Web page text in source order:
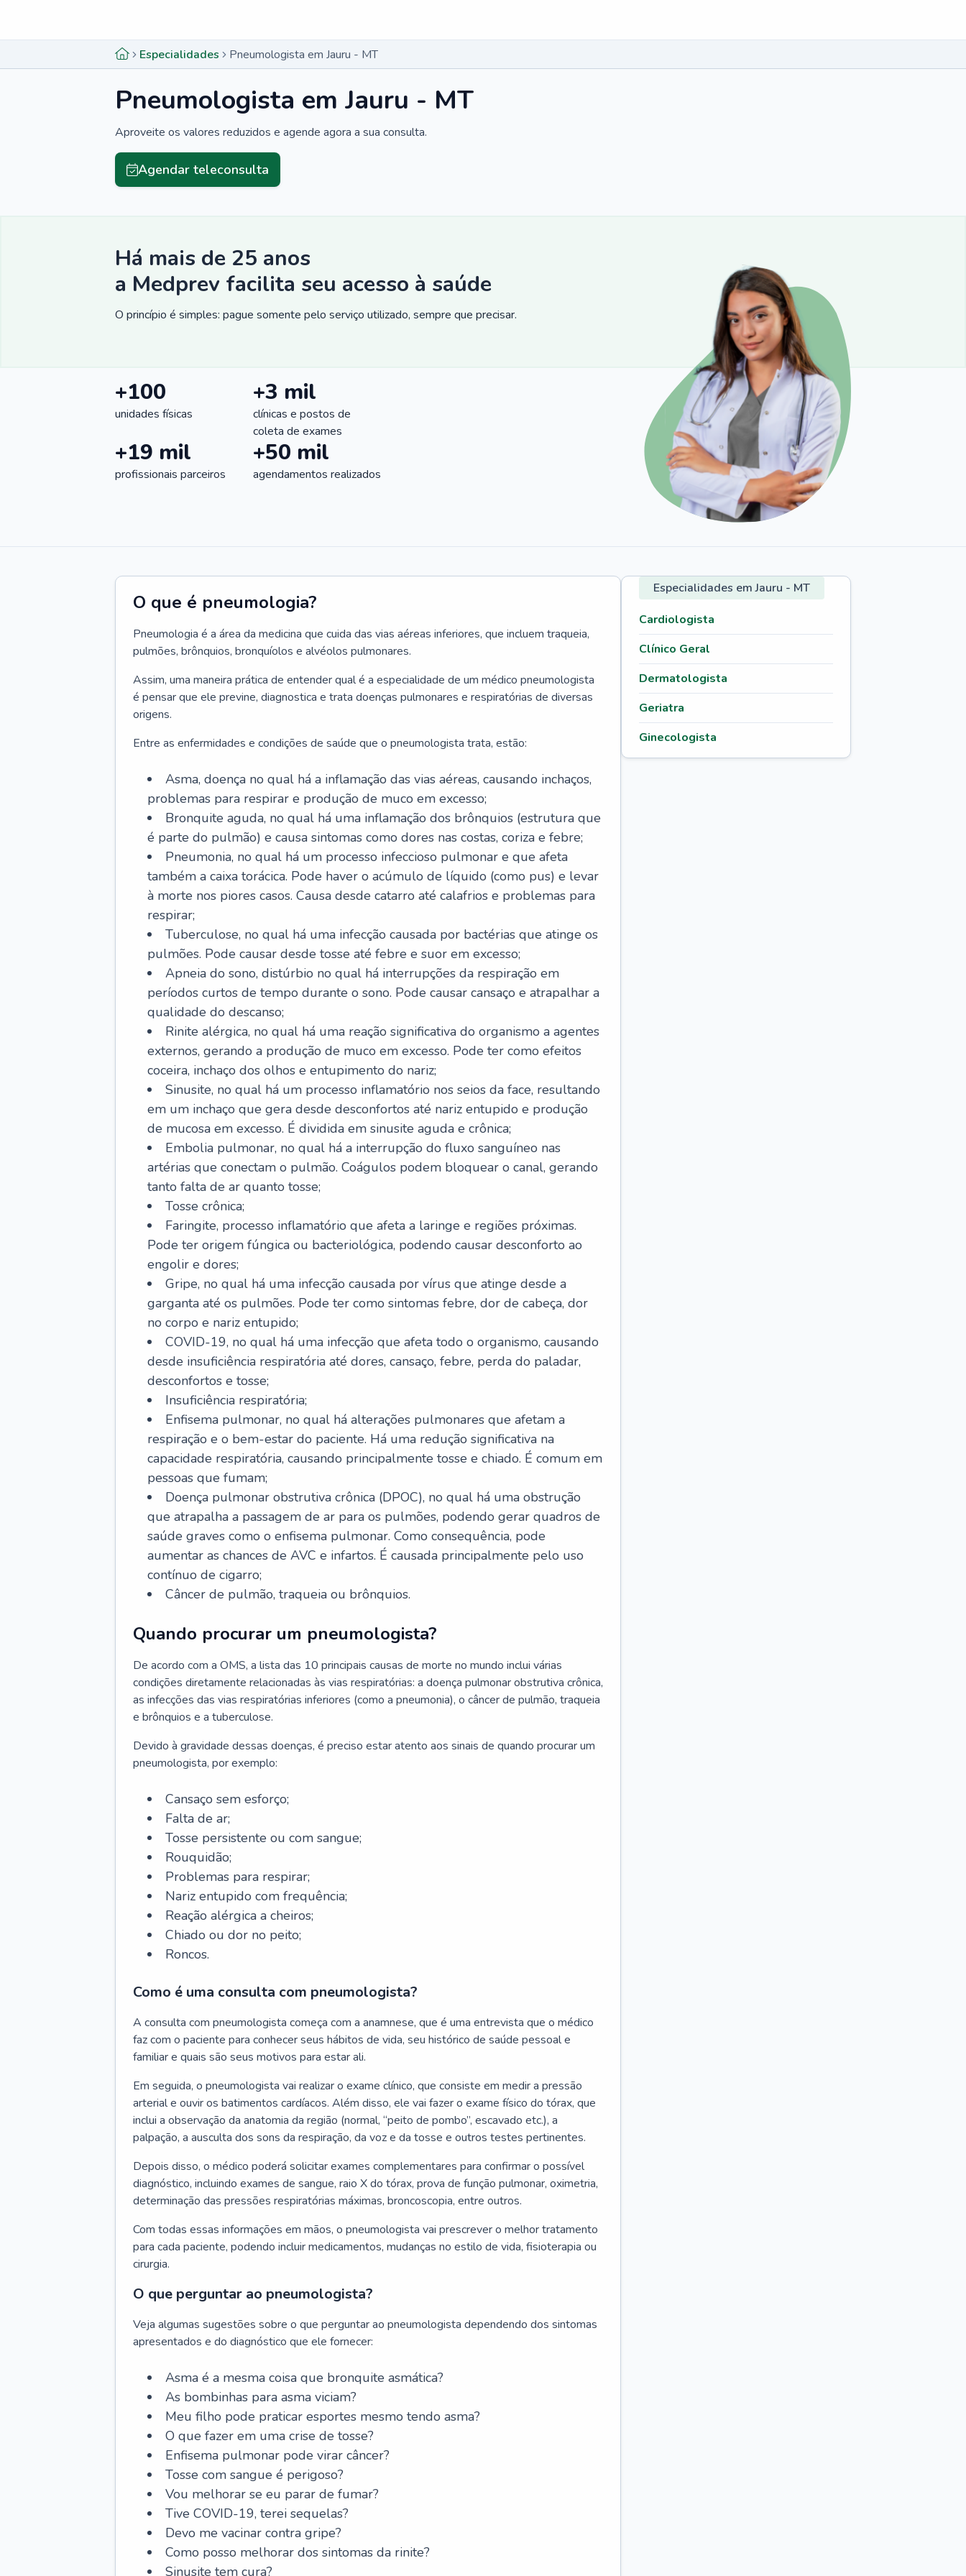
Especialidades Pneumologista em Jauru - MT
Pneumologista em Jauru - MT
Aproveite os valores reduzidos e agende agora a sua consulta.
Agendar teleconsulta
Há mais de 25 anos
a Medprev facilita seu acesso à saúde
O princípio é simples: pague somente pelo serviço utilizado, sempre que precisar.
+100
unidades físicas
+3 mil
clínicas e postos de
coleta de exames
+19 mil
profissionais parceiros
+50 mil
agendamentos realizados
O que é pneumologia?
Pneumologia é a área da medicina que cuida das vias aéreas inferiores, que incluem traqueia,
pulmões, brônquios, bronquíolos e alvéolos pulmonares.
Assim, uma maneira prática de entender qual é a especialidade de um médico pneumologista
é pensar que ele previne, diagnostica e trata doenças pulmonares e respiratórias de diversas
origens.
Entre as enfermidades e condições de saúde que o pneumologista trata, estão:
Asma, doença no qual há a inflamação das vias aéreas, causando inchaços,
problemas para respirar e produção de muco em excesso;
Bronquite aguda, no qual há uma inflamação dos brônquios (estrutura que
é parte do pulmão) e causa sintomas como dores nas costas, coriza e febre;
Pneumonia, no qual há um processo infeccioso pulmonar e que afeta
também a caixa torácica. Pode haver o acúmulo de líquido (como pus) e levar
à morte nos piores casos. Causa desde catarro até calafrios e problemas para
respirar;
Tuberculose, no qual há uma infecção causada por bactérias que atinge os
pulmões. Pode causar desde tosse até febre e suor em excesso;
Apneia do sono, distúrbio no qual há interrupções da respiração em
períodos curtos de tempo durante o sono. Pode causar cansaço e atrapalhar a
qualidade do descanso;
Rinite alérgica, no qual há uma reação significativa do organismo a agentes
externos, gerando a produção de muco em excesso. Pode ter como efeitos
coceira, inchaço dos olhos e entupimento do nariz;
Sinusite, no qual há um processo inflamatório nos seios da face, resultando
em um inchaço que gera desde desconfortos até nariz entupido e produção
de mucosa em excesso. É dividida em sinusite aguda e crônica;
Embolia pulmonar, no qual há a interrupção do fluxo sanguíneo nas
artérias que conectam o pulmão. Coágulos podem bloquear o canal, gerando
tanto falta de ar quanto tosse;
Tosse crônica;
Faringite, processo inflamatório que afeta a laringe e regiões próximas.
Pode ter origem fúngica ou bacteriológica, podendo causar desconforto ao
engolir e dores;
Gripe, no qual há uma infecção causada por vírus que atinge desde a
garganta até os pulmões. Pode ter como sintomas febre, dor de cabeça, dor
no corpo e nariz entupido;
COVID-19, no qual há uma infecção que afeta todo o organismo, causando
desde insuficiência respiratória até dores, cansaço, febre, perda do paladar,
desconfortos e tosse;
Insuficiência respiratória;
Enfisema pulmonar, no qual há alterações pulmonares que afetam a
respiração e o bem-estar do paciente. Há uma redução significativa na
capacidade respiratória, causando principalmente tosse e chiado. É comum em
pessoas que fumam;
Doença pulmonar obstrutiva crônica (DPOC), no qual há uma obstrução
que atrapalha a passagem de ar para os pulmões, podendo gerar quadros de
saúde graves como o enfisema pulmonar. Como consequência, pode
aumentar as chances de AVC e infartos. É causada principalmente pelo uso
contínuo de cigarro;
Câncer de pulmão, traqueia ou brônquios.
Quando procurar um pneumologista?
De acordo com a OMS, a lista das 10 principais causas de morte no mundo inclui várias
condições diretamente relacionadas às vias respiratórias: a doença pulmonar obstrutiva crônica,
as infecções das vias respiratórias inferiores (como a pneumonia), o câncer de pulmão, traqueia
e brônquios e a tuberculose.
Devido à gravidade dessas doenças, é preciso estar atento aos sinais de quando procurar um
pneumologista, por exemplo:
Cansaço sem esforço;
Falta de ar;
Tosse persistente ou com sangue;
Rouquidão;
Problemas para respirar;
Nariz entupido com frequência;
Reação alérgica a cheiros;
Chiado ou dor no peito;
Roncos.
Como é uma consulta com pneumologista?
A consulta com pneumologista começa com a anamnese, que é uma entrevista que o médico
faz com o paciente para conhecer seus hábitos de vida, seu histórico de saúde pessoal e
familiar e quais são seus motivos para estar ali.
Em seguida, o pneumologista vai realizar o exame clínico, que consiste em medir a pressão
arterial e ouvir os batimentos cardíacos. Além disso, ele vai fazer o exame físico do tórax, que
inclui a observação da anatomia da região (normal, “peito de pombo”, escavado etc.), a
palpação, a ausculta dos sons da respiração, da voz e da tosse e outros testes pertinentes.
Depois disso, o médico poderá solicitar exames complementares para confirmar o possível
diagnóstico, incluindo exames de sangue, raio X do tórax, prova de função pulmonar, oximetria,
determinação das pressões respiratórias máximas, broncoscopia, entre outros.
Com todas essas informações em mãos, o pneumologista vai prescrever o melhor tratamento
para cada paciente, podendo incluir medicamentos, mudanças no estilo de vida, fisioterapia ou
cirurgia.
O que perguntar ao pneumologista?
Veja algumas sugestões sobre o que perguntar ao pneumologista dependendo dos sintomas
apresentados e do diagnóstico que ele fornecer:
Asma é a mesma coisa que bronquite asmática?
As bombinhas para asma viciam?
Meu filho pode praticar esportes mesmo tendo asma?
O que fazer em uma crise de tosse?
Enfisema pulmonar pode virar câncer?
Tosse com sangue é perigoso?
Vou melhorar se eu parar de fumar?
Tive COVID-19, terei sequelas?
Devo me vacinar contra gripe?
Como posso melhorar dos sintomas da rinite?
Sinusite tem cura?
Especialidades em Jauru - MT
Cardiologista
Clínico Geral
Dermatologista
Geriatra
Ginecologista